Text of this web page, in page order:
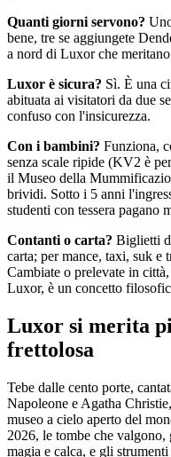
Quanti giorni servono?
bene, tre se aggiungete
a nord di Luxor che
Luxor è sicura? Sì. È una
abituata ai visitatori da due
confuso con l'insicurezza.
Con i bambini? Funziona,
senza scale ripide (KV2 è
il Museo della
brividi. Sotto i 5 anni
studenti con tessera pagano
Contanti o carta? Biglietti
carta; per mance, taxi, suk e
Cambiate o prelevate in
Luxor, è un concetto
Luxor si merita
frettolosa
Tebe dalle cento porte,
Napoleone e Agatha
museo a cielo aperto del
2026, le tombe che
magia e calca, e gli